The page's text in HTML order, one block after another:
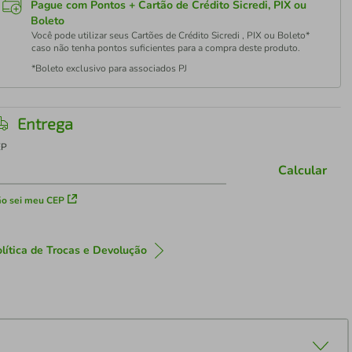
Pague com Pontos + Cartão de Crédito Sicredi, PIX ou
Boleto
Você pode utilizar seus Cartões de Crédito Sicredi , PIX ou Boleto*
caso não tenha pontos suficientes para a compra deste produto.
*Boleto exclusivo para associados PJ
Entrega
sei meu CEP
Calcular
de Trocas e Devolução